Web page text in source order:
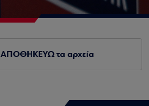
ΑΠΟΘΗΚΕΥΩ τα αρχεία